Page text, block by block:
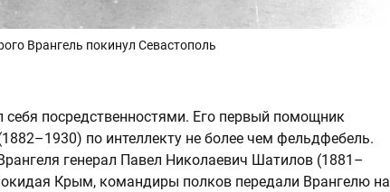
Врангель покинул Севастополь
посредственностями. Его первый помощник
по интеллекту не более чем фельдфебель.
генерал Павел Николаевич Шатилов (1881–
Крым, командиры полков передали Врангелю на